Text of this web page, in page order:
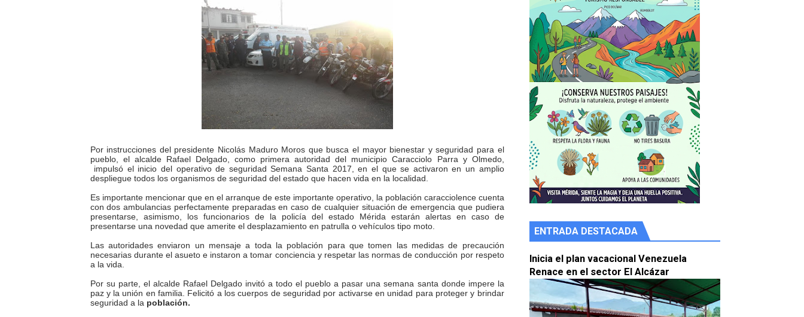
INN-Mérida celebró el Lacto grado para promover el inicio de una vida saludable
Impulsan plan estratégico de seguridad ciudadana 2027-2029 en los 23 municipios
Mérida impulsa desarrollo económico con taller de marcas y patentes
Fomficc consolida alianzas e impulsa la economía comunal en Mérida
Niños de Estudiantes de Mérida sembraron 110 árboles en su sede
Corposalud y Secretaría Social fortalecen la atención en los municipios
Inicia el plan vacacional Venezuela Renace en el sector El Alcázar
Entregan planta eléctrica para fortalecer la atención sanitaria en Ejido
Expertos inspeccionan espacios del OAN para la instalación del detector Cherenkov de agua
Dictan MasterClass en el marco del Encuentro LAGO Venezuela, edición Mérida
Campo Elías avanza con plan de asfaltado
Encuentro estadal fortalece la coordinación de políticas sociales en Mérida
Por instrucciones del presidente Nicolás Maduro Moros que busca el mayor bienestar y seguridad para el
pueblo, el alcalde Rafael Delgado, como primera autoridad del municipio Caracciolo Parra y Olmedo,
impulsó el inicio del operativo de seguridad Semana Santa 2017, en el que se activaron en un amplio
despliegue todos los organismos de seguridad del estado que hacen vida en la localidad.
Es importante mencionar que en el arranque de este importante operativo, la población caracciolence cuenta
con dos ambulancias perfectamente preparadas en caso de cualquier situación de emergencia que pudiera
presentarse, asimismo, los funcionarios de la policía del estado Mérida estarán alertas en caso de
presentarse una novedad que amerite el desplazamiento en patrulla o vehículos tipo moto.
Las autoridades enviaron un mensaje a toda la población para que tomen las medidas de precaución
necesarias durante el asueto e instaron a tomar conciencia y respetar las normas de conducción por respeto
a la vida.
Por su parte, el alcalde Rafael Delgado invitó a todo el pueblo a pasar una semana santa donde impere la
paz y la unión en familia. Felicitó a los cuerpos de seguridad por activarse en unidad para proteger y brindar
seguridad a la población.
ENTRADA DESTACADA
Inicia el plan vacacional Venezuela
Renace en el sector El Alcázar